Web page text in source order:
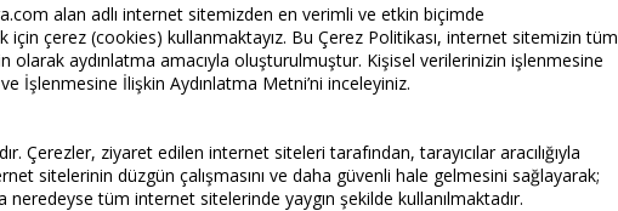
alan adlı internet sitemizden en verimli ve etkin biçimde
için çerez (cookies) kullanmaktayız. Bu Çerez Politikası, internet sitemizin tüm
olarak aydınlatma amacıyla oluşturulmuştur. Kişisel verilerinizin işlenmesine
İşlenmesine İlişkin Aydınlatma Metni’ni inceleyiniz.
Çerezler, ziyaret edilen internet siteleri tarafından, tarayıcılar aracılığıyla
sitelerinin düzgün çalışmasını ve daha güvenli hale gelmesini sağlayarak;
tüm internet sitelerinde yaygın şekilde kullanılmaktadır.